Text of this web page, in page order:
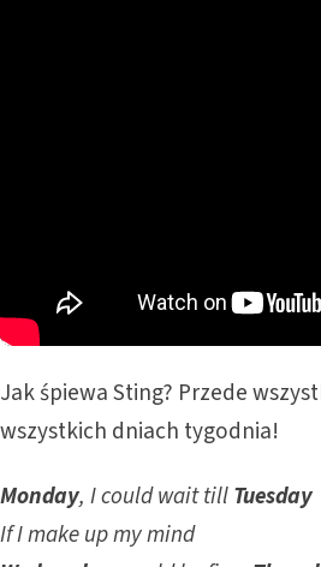
Jak śpiewa Sting? Przede
wszystkich dniach tygodnia!
Monday, I could wait tillTuesday
If I make up my mind